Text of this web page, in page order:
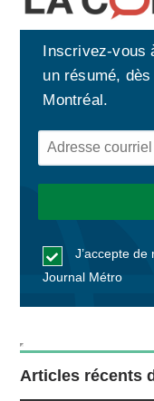
Inscrivez-vous
un résumé,
Montréal.
J’accepte
Journal Métro
Articles récents